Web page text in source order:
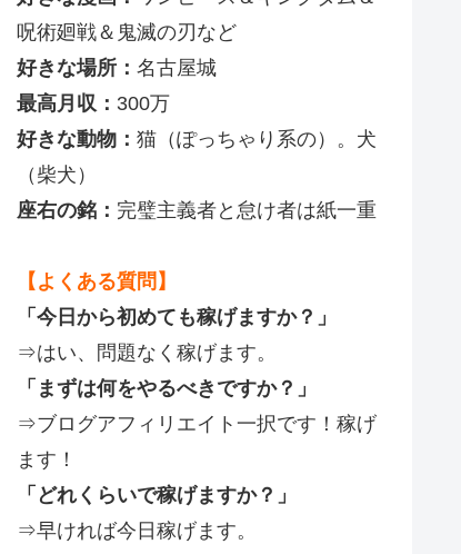
呪術廻戦＆鬼滅の刃など
好きな場所： 名古屋城
最高月収： 300万
好きな動物： 猫（ぽっちゃり系の）。犬
（柴犬）
座右の銘： 完璧主義者と怠け者は紙一重
【よくある質問】
「今日から初めても稼げますか？」
⇒はい、問題なく稼げます。
「まずは何をやるべきですか？」
⇒ブログアフィリエイト一択です！稼げ
ます！
「どれくらいで稼げますか？」
⇒早ければ今日稼げます。